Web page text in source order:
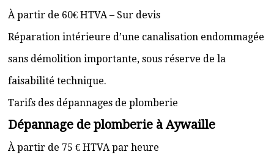
À partir de 60€ HTVA – Sur devis
Réparation intérieure d’une canalisation endommagée
sans démolition importante, sous réserve de la
faisabilité technique.
Tarifs des dépannages de plomberie
Dépannage de plomberie à Aywaille
À partir de 75 € HTVA par heure